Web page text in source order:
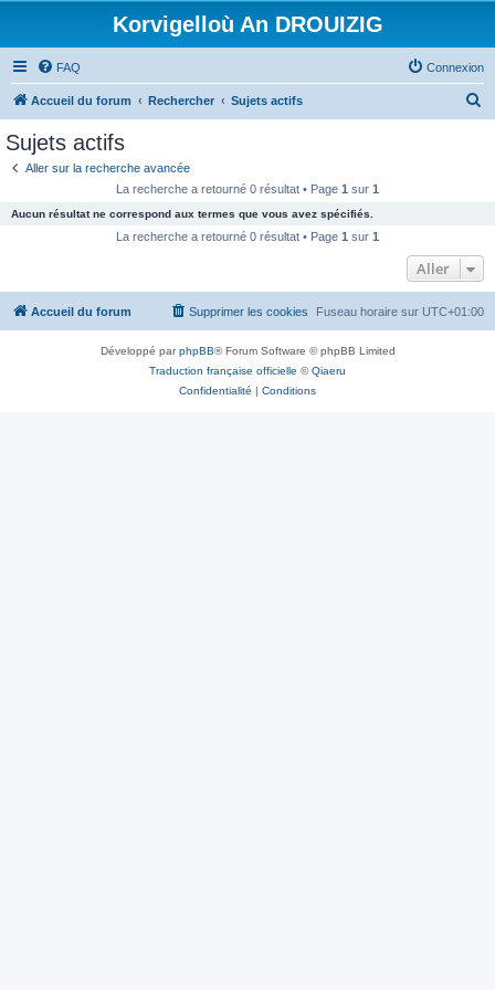
Korvigelloù An DROUIZIG
FAQ Connexion
Accueil du forum Rechercher Sujets actifs
c
e
Sujets actifs
Aller sur la recherche avancée
La recherche a retourné 0 résultat • Page 1 sur 1
Aucun résultat ne correspond aux termes que vous avez spécifiés.
La recherche a retourné 0 résultat • Page 1 sur 1
Aller
Accueil du forum Fuseau horaire sur UTC+01:00
Supprimer les cookies
Développé parphpBB® Forum Software © phpBB Limited
Traduction française officielle ©Qiaeru
Confidentialité | Conditions